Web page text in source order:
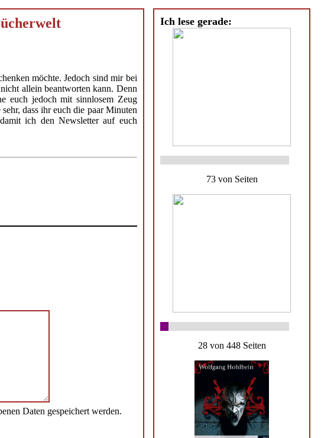
möchte. Jedoch sind mir bei
allein beantworten kann. Denn
euch jedoch mit sinnlosem Zeug
dass ihr euch die paar Minuten
ich den Newsletter auf euch
Daten gespeichert werden.
Ich lese gerade:
73 von Seiten
28 von 448 Seiten